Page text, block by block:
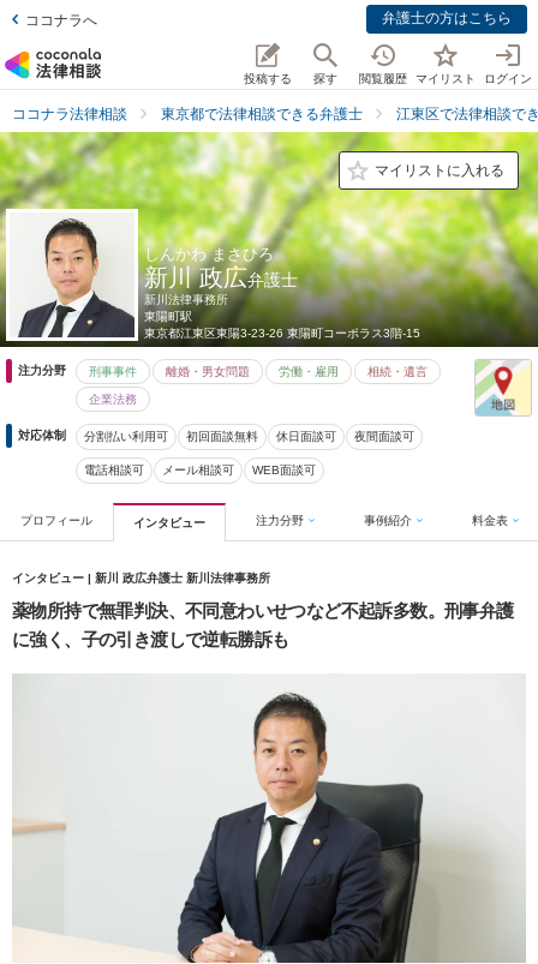
ココナラへ 弁護士の方はこちら
投稿する 探す 閲覧履歴 マイリスト ログイン
ココナラ法律相談 東京都で法律相談できる弁護士 江東区で法律相談で
マイリストに入れる
しんかわ まさひろ
新川 政広弁護士
新川法律事務所
東陽町駅
東京都江東区東陽3-23-26 東陽町コーポラス3階-15
注力分野 刑事事件 離婚・男女問題 労働・雇用 相続・遺言
企業法務
対応体制 分割払い利用可 初回面談無料 休日面談可 夜間面談可
電話相談可 メール相談可 WEB面談可
プロフィール インタビュー 注力分野 事例紹介 料金表
インタビュー | 新川 政広弁護士 新川法律事務所
薬物所持で無罪判決、不同意わいせつなど不起訴多数。刑事弁護
に強く、子の引き渡しで逆転勝訴も